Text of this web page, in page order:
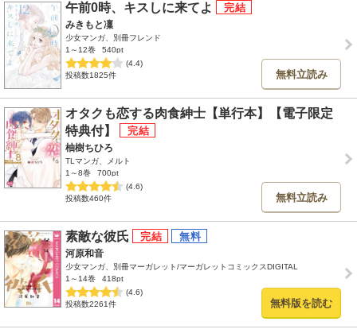
午前0時、キスしに来てよ
みきもと凜
少女マンガ、別冊フレンド
1～12巻
540pt
(4.4)
投稿数1825件
無料立読み
オタクも恋する肉食紳士【単行本】【電子限定
特典付】
柚樹ちひろ
TLマンガ、メルト
1～8巻
700pt
(4.6)
投稿数460件
無料立読み
素敵な彼氏
河原和音
少女マンガ、別冊マーガレット/マーガレットコミックスDIGITAL
1～14巻
418pt
(4.6)
投稿数2261件
無料版を読む